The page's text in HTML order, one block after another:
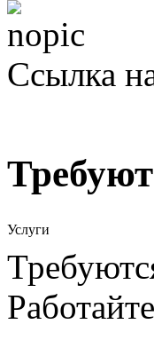
Ссылка
Услуги